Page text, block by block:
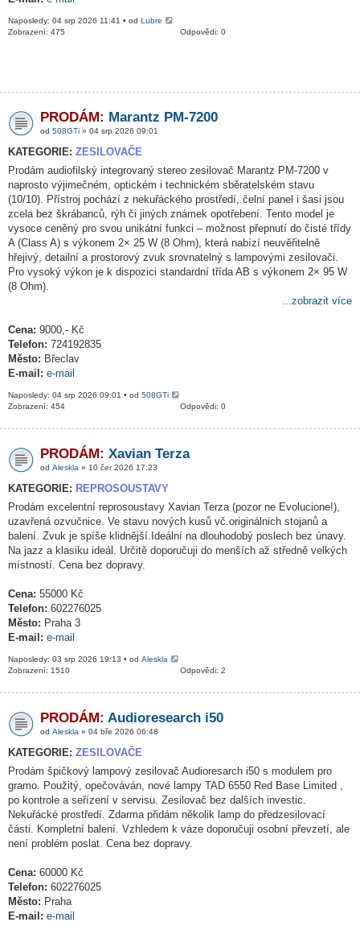
Naposledy: 04 srp 2026 11:41 • od Lubre
Odpovědi: 0
Zobrazení: 475
PRODÁM: Marantz PM-7200
od 508GTi » 04 srp 2026 09:01
KATEGORIE: ZESILOVAČE
Prodám audiofilský integrovaný stereo zesilovač Marantz PM-7200 v
naprosto výjimečném, optickém i technickém sběratelském stavu
(10/10). Přístroj pochází z nekuřáckého prostředí, čelní panel i šasi jsou
zcela bez škrábanců, rýh či jiných známek opotřebení. Tento model je
vysoce ceněný pro svou unikátní funkci – možnost přepnutí do čisté třídy
A (Class A) s výkonem 2× 25 W (8 Ohm), která nabízí neuvěřitelně
hřejivý, detailní a prostorový zvuk srovnatelný s lampovými zesilovači.
Pro vysoký výkon je k dispozici standardní třída AB s výkonem 2× 95 W
(8 Ohm).
...zobrazit více
Cena: 9000,- Kč
Telefon: 724192835
Město: Břeclav
E-mail: e-mail
Naposledy: 04 srp 2026 09:01 • od 508GTi
Odpovědi: 0
Zobrazení: 454
PRODÁM: Xavian Terza
od Aleskla » 10 čer 2026 17:23
KATEGORIE: REPROSOUSTAVY
Prodám excelentní reprosoustavy Xavian Terza (pozor ne Evolucione!),
uzavřená ozvučnice. Ve stavu nových kusů vč.originálnich stojanů a
balení. Zvuk je spíše klidnější.Ideální na dlouhodobý poslech bez únavy.
Na jazz a klasiku ideál. Určitě doporučuji do menších až středně velkých
místností. Cena bez dopravy.
Cena: 55000 Kč
Telefon: 602276025
Město: Praha 3
E-mail: e-mail
Naposledy: 03 srp 2026 19:13 • od Aleskla
Odpovědi: 2
Zobrazení: 1510
PRODÁM: Audioresearch i50
od Aleskla » 04 bře 2026 06:48
KATEGORIE: ZESILOVAČE
Prodám špičkový lampový zesilovač Audioresarch i50 s modulem pro
gramo. Použitý, opečováván, nové lampy TAD 6550 Red Base Limited ,
po kontrole a seřízení v servisu. Zesilovač bez dalších investic.
Nekuřácké prostředí. Zdarma přidám několik lamp do předzesilovací
části. Kompletní balení. Vzhledem k váze doporučuji osobní převzetí, ale
není problém poslat. Cena bez dopravy.
Cena: 60000 Kč
Telefon: 602276025
Město: Praha
E-mail: e-mail